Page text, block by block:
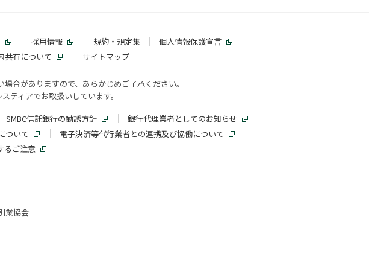
採用情報 規約・規定集
個人情報保護宣言
共有について サイトマップ
合がありますので、あらかじめご了承ください。
ティアでお取扱いしています。
SMBC信託銀行の勧誘方針
銀行代理業者としてのお知らせ
ついて
電子決済等代行業者との連携及び協働について
るご注意
業協会